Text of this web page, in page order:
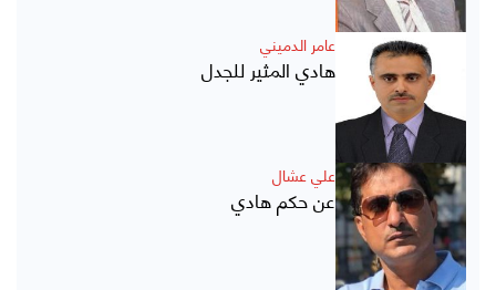
عامر الدميني
هادي المثير للجدل
علي عشال
عن حكم هادي